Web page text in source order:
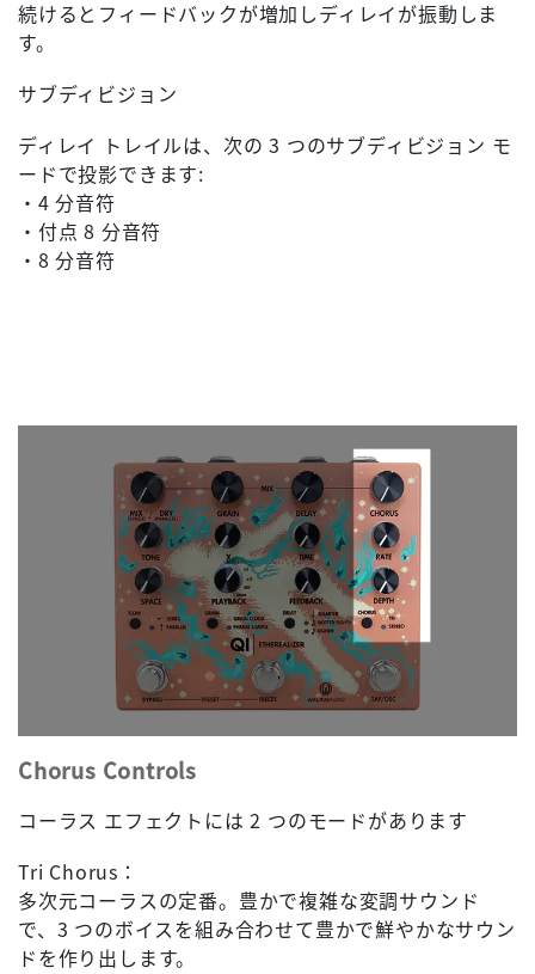
続けるとフィードバックが増加しディレイが振動しま
す。
サブディビジョン
ディレイ トレイルは、次の 3 つのサブディビジョン モ
ードで投影できます:
・4 分音符
・付点 8 分音符
・8 分音符
Chorus Controls
コーラス エフェクトには 2 つのモードがあります
Tri Chorus：
多次元コーラスの定番。豊かで複雑な変調サウンド
で、3 つのボイスを組み合わせて豊かで鮮やかなサウン
ドを作り出します。